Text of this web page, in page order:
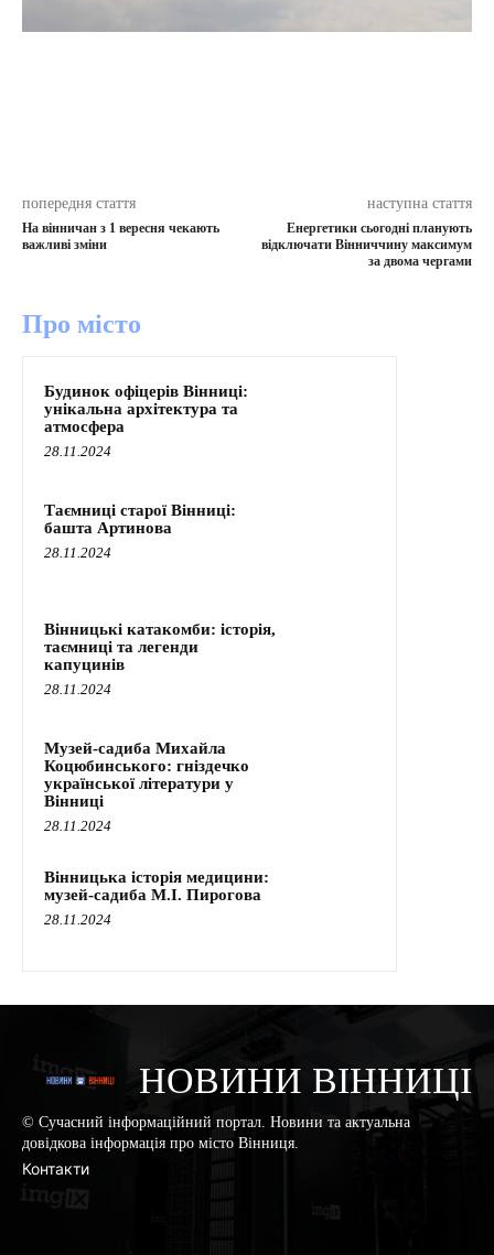
попередня стаття
На вінничан з 1 вересня чекають
важливі зміни
наступна стаття
Енергетики сьогодні планують
відключати Вінниччину максимум
за двома чергами
Про місто
Будинок офіцерів Вінниці:
унікальна архітектура та
атмосфера
28.11.2024
Таємниці старої Вінниці:
башта Артинова
28.11.2024
Вінницькі катакомби: історія,
таємниці та легенди
капуцинів
28.11.2024
Музей-садиба Михайла
Коцюбинського: гніздечко
української літератури у
Вінниці
28.11.2024
Вінницька історія медицини:
музей-садиба М.І. Пирогова
28.11.2024
НОВИНИ ВІННИЦІ
© Сучасний інформаційний портал. Новини та актуальна
довідкова інформація про місто Вінниця.
Контакти